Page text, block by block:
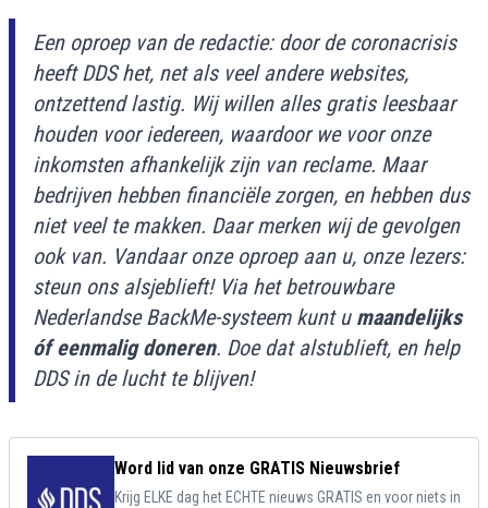
Een oproep van de redactie: door de coronacrisis
heeft DDS het, net als veel andere websites,
ontzettend lastig. Wij willen alles gratis leesbaar
houden voor iedereen, waardoor we voor onze
inkomsten afhankelijk zijn van reclame. Maar
bedrijven hebben financiële zorgen, en hebben dus
niet veel te makken. Daar merken wij de gevolgen
ook van. Vandaar onze oproep aan u, onze lezers:
steun ons alsjeblieft! Via het betrouwbare
Nederlandse BackMe-systeem kunt u maandelijks
óf eenmalig doneren. Doe dat alstublieft, en help
DDS in de lucht te blijven!
Word lid van onze GRATIS Nieuwsbrief
Krijg ELKE dag het ECHTE nieuws GRATIS en voor niets in